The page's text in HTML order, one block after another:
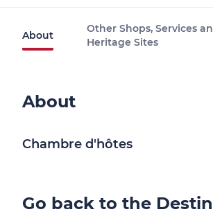
About
Other Shops, Services
Heritage Sites
About
Chambre d'hôtes
Go back to the